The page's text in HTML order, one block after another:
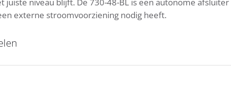
juiste niveau blijft. De 730-48-BL is een autonome afsluiter
externe stroomvoorziening nodig heeft.